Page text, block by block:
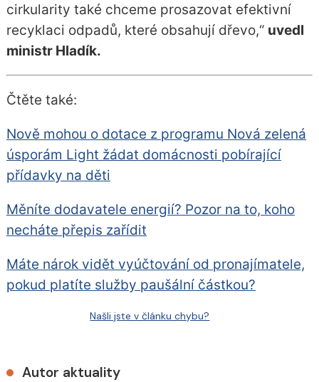
cirkularity také chceme prosazovat efektivní
recyklaci odpadů, které obsahují dřevo,“ uvedl
ministr Hladík.
Čtěte také:
Nově mohou o dotace z programu Nová zelená
úsporám Light žádat domácnosti pobírající
přídavky na děti
Měníte dodavatele energií? Pozor na to, koho
necháte přepis zařídit
Máte nárok vidět vyúčtování od pronajímatele,
pokud platíte služby paušální částkou?
Našli jste v článku chybu?
Autor aktuality